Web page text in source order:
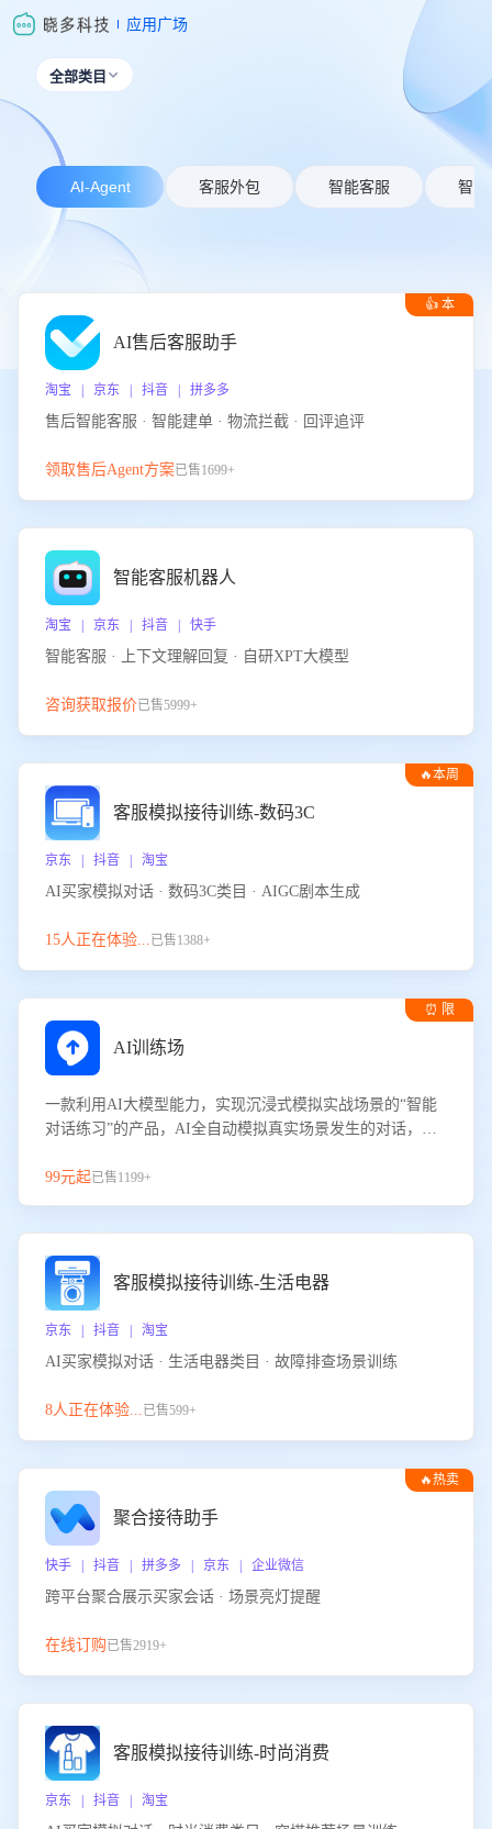
应用广场
全部类目 
AI-Agent 客服外包 智能客服 智能
👍 本
AI售后客服助手
淘宝 | 京东 | 抖音 | 拼多多
售后智能客服 · 智能建单 · 物流拦截 · 回评追评
领取售后Agent方案已售1699+
智能客服机器人
淘宝 | 京东 | 抖音 | 快手
智能客服 · 上下文理解回复 · 自研XPT大模型
咨询获取报价已售5999+
🔥本周
客服模拟接待训练-数码3C
京东 | 抖音 | 淘宝
AI买家模拟对话 · 数码3C类目 · AIGC剧本生成
15人正在体验...已售1388+
⏰ 限
AI训练场
一款利用AI大模型能力，实现沉浸式模拟实战场景的“智能
对话练习”的产品，AI全自动模拟真实场景发生的对话，企
服能力。
99元起已售1199+
客服模拟接待训练-生活电器
京东 | 抖音 | 淘宝
AI买家模拟对话 · 生活电器类目 · 故障排查场景训练
8人正在体验...已售599+
🔥热卖
聚合接待助手
快手 | 抖音 | 拼多多 | 京东 | 企业微信
跨平台聚合展示买家会话 · 场景亮灯提醒
在线订购已售2919+
客服模拟接待训练-时尚消费
京东 | 抖音 | 淘宝